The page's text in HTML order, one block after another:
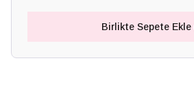
Birlikte Sepete Ekle